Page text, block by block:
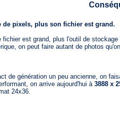
de pixels, plus son fichier est grand.
est grand, plus l'outil de stockage
on peut faire autant de photos qu'on
génération un peu ancienne, on
on arrive aujourd'hui à3888 x
24x36.